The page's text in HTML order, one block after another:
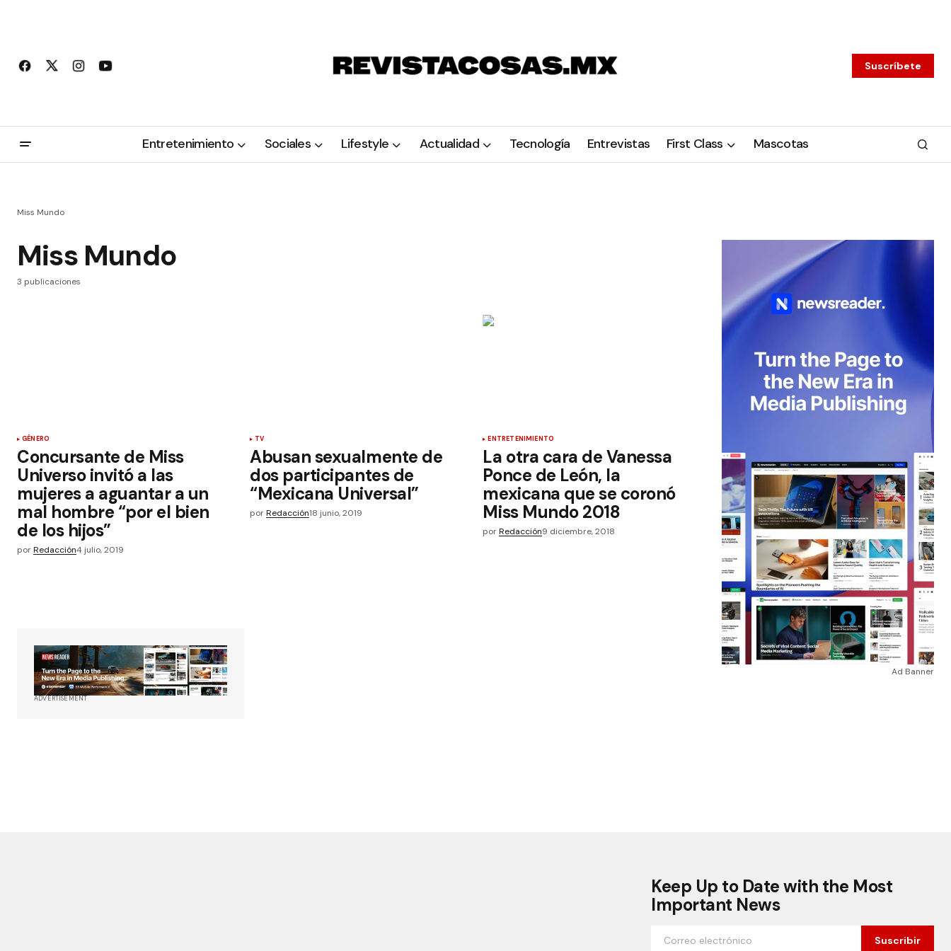
Suscríbete
Entretenimiento Sociales Lifestyle Actualidad Tecnología Entrevistas First Class Mascotas
Miss Mundo
Miss Mundo
3 publicaciones
GÉNERO
Concursante de Miss
Universo invitó a las
mujeres a aguantar a un
mal hombre “por el bien
de los hijos”
porRedacción4 julio, 2019
TV
Abusan sexualmente de
dos participantes de
“Mexicana Universal”
por Redacción18 junio, 2019
ENTRETENIMIENTO
La otra cara de Vanessa
Ponce de León, la
mexicana que se coronó
Miss Mundo 2018
por Redacción9 diciembre, 2018
ADVERTISEMENT
Ad Banner
Keep Up to Date with the Most
Important News
Suscribir